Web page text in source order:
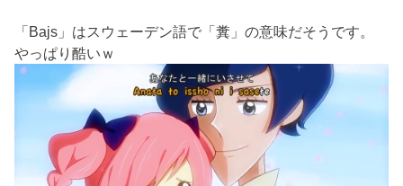
「Bajs」はスウェーデン語で「糞」の意味だそうです。
やっぱり酷いｗ